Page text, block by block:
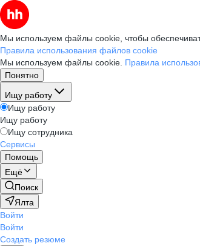
Мы используем файлы cookie, чтобы
Правила использования файлов cookie
Мы используем файлы cookie. Правила
Понятно
Ищу работу
Ищу работу
Ищу работу
Ищу сотрудника
Сервисы
Помощь
Ещё
Поиск
Ялта
Войти
Войти
Создать резюме